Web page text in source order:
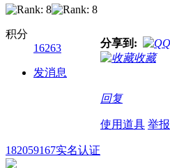
积分
16263
发消息
分享到:
收藏
回复
使用道具 举报
182059167实名认证